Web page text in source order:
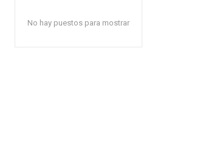
No hay puestos para mostrar